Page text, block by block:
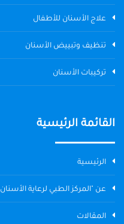
علاج الأسنان للأطفال
تنظيف وتبييض الأسنان
تركيبات الأسنان
القائمة الرئيسية
الرئيسية
عن "المركز الطبي لرعاية الأسنان"
المقالات